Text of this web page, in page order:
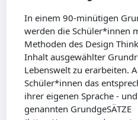
In einem 90-minütigen
werden die Schüler*innen
Methoden des Design
Inhalt ausgewählter
Lebenswelt zu erarbeiten.
Schüler*innen das
ihrer eigenen Sprache -
genannten GrundgeSÄTZE